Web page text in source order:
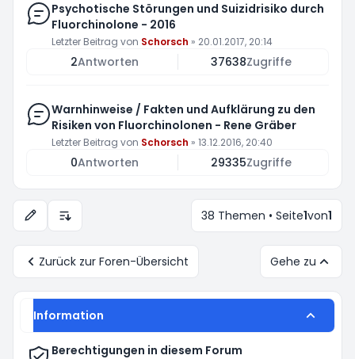
Psychotische Störungen und Suizidrisiko durch
Fluorchinolone - 2016
Letzter Beitrag von Schorsch » 20.01.2017, 20:14
2Antworten 37638Zugriffe
Warnhinweise / Fakten und Aufklärung zu den
Risiken von Fluorchinolonen - Rene Gräber
Letzter Beitrag von Schorsch » 13.12.2016, 20:40
0Antworten 29335Zugriffe
Anzeige- und Sortierungs-Einstellungen
38 Themen • Seite1von1
Zurück zur Foren-Übersicht Gehe zu
Information
Berechtigungen in diesem Forum